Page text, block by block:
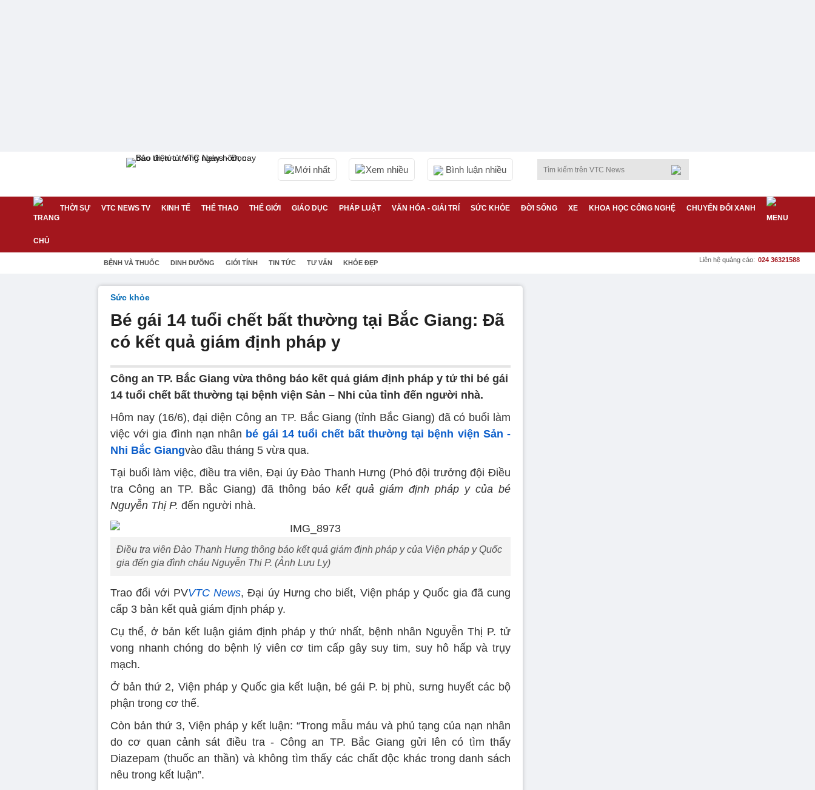
Mới nhất Xem nhiều Bình luận nhiều
THỜI SỰ VTC NEWS TV KINH TẾ THỂ THAO THẾ GIỚI GIÁO DỤC PHÁP LUẬT VĂN HÓA - GIẢI TRÍ SỨC KHỎE ĐỜI SỐNG XE KHOA HỌC CÔNG NGHỆ CHUYỂN ĐỔI XANH
BỆNH VÀ THUỐC DINH DƯỠNG GIỚI TÍNH TIN TỨC TƯ VẤN KHỎE ĐẸP Liên hệ quảng cáo: 024 36321588
Sức khỏe
Bé gái 14 tuổi chết bất thường tại Bắc Giang: Đã
có kết quả giám định pháp y
Công an TP. Bắc Giang vừa thông báo kết quả giám định pháp y tử thi bé gái
14 tuổi chết bất thường tại bệnh viện Sản – Nhi của tỉnh đến người nhà.
Hôm nay (16/6), đại diện Công an TP. Bắc Giang (tỉnh Bắc Giang) đã có buổi làm
việc với gia đình nạn nhân bé gái 14 tuổi chết bất thường tại bệnh viện Sản -
Nhi Bắc Giangvào đầu tháng 5 vừa qua.
Tại buổi làm việc, điều tra viên, Đại úy Đào Thanh Hưng (Phó đội trưởng đội Điều
tra Công an TP. Bắc Giang) đã thông báo kết quả giám định pháp y của bé
Nguyễn Thị P. đến người nhà.
Điều tra viên Đào Thanh Hưng thông báo kết quả giám định pháp y của Viện pháp y Quốc
gia đến gia đình cháu Nguyễn Thị P. (Ảnh Lưu Ly)
Trao đổi với PVVTC News, Đại úy Hưng cho biết, Viện pháp y Quốc gia đã cung
cấp 3 bản kết quả giám định pháp y.
Cụ thể, ở bản kết luận giám định pháp y thứ nhất, bệnh nhân Nguyễn Thị P. tử
vong nhanh chóng do bệnh lý viên cơ tim cấp gây suy tim, suy hô hấp và trụy
mạch.
Ở bản thứ 2, Viện pháp y Quốc gia kết luận, bé gái P. bị phù, sưng huyết các bộ
phận trong cơ thể.
Còn bản thứ 3, Viện pháp y kết luận: “Trong mẫu máu và phủ tạng của nạn nhân
do cơ quan cảnh sát điều tra - Công an TP. Bắc Giang gửi lên có tìm thấy
Diazepam (thuốc an thần) và không tìm thấy các chất độc khác trong danh sách
nêu trong kết luận”.